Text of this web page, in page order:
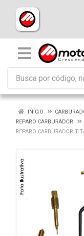
INÍCIO
REPARO CARBURADOR
REPARO CARBURADOR